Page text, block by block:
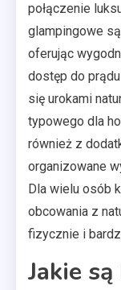
połączenie
glampingowe
oferując
dostęp do
się urokami
typowego dla
również z
organizowane
Dla wielu osób
obcowania z
fizycznie i
Jakie